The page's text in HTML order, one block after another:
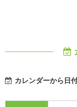
カレンダーから日